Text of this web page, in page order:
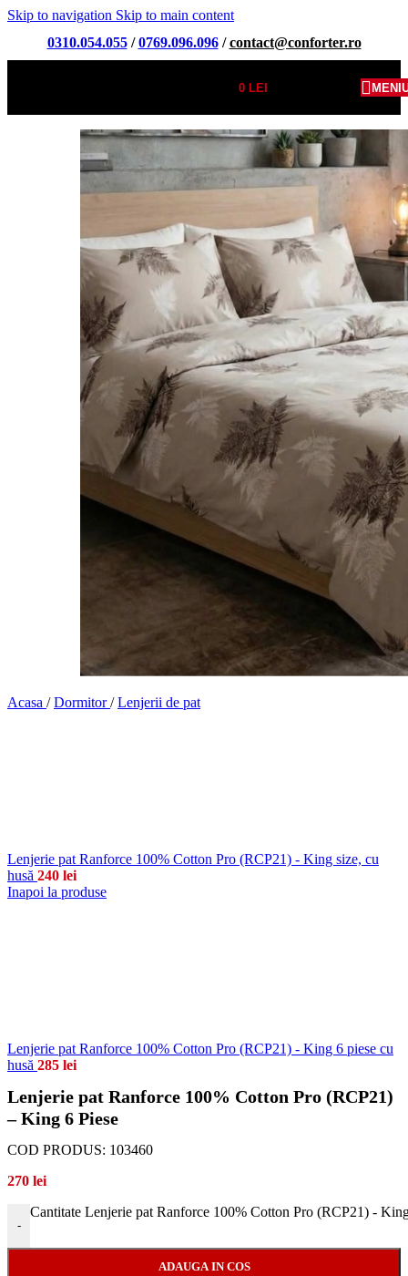
Skip to navigation Skip to main content
0310.054.055/0769.096.096/contact@conforter.ro
0LEI
Acasa / Dormitor/ Lenjerii de pat
Lenjerie pat Ranforce 100% Cotton Pro (RCP21) - King size, cu
husă 240 lei
Inapoi la produse
Lenjerie pat Ranforce 100% Cotton Pro (RCP21) - King 6 piese cu
husă 285 lei
Lenjerie pat Ranforce 100% Cotton Pro (RCP21)
– King 6 Piese
COD PRODUS: 103460
270 lei
-
Cantitate Lenjerie pat Ranforce 100% Cotton Pro (RCP21) -
ADAUGA IN COS